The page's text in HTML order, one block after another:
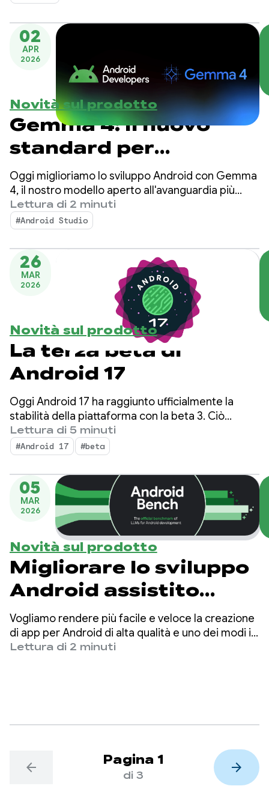
02
APR
2026
Novità sul prodotto
Gemma 4: il nuovo
standard per
l'intelligence degli
agenti locali su
Android
Oggi miglioriamo lo sviluppo Android con Gemma
4, il nostro modello aperto all'avanguardia più
recente progettato con funzionalità di
ragionamento complesso e chiamata di strumenti
autonomi.
Lettura di 2 minuti
#Android Studio
26
MAR
2026
Novità sul prodotto
La terza beta di
Android 17
Oggi Android 17 ha raggiunto ufficialmente la
stabilità della piattaforma con la beta 3. Ciò
significa che la superficie API è bloccata. Puoi
eseguire i test di compatibilità finali e inviare le
app destinate ad Android 17 al Play Store.
Lettura di 5 minuti
#Android 17 #beta
05
MAR
2026
Novità sul prodotto
Migliorare lo sviluppo
Android assistito
dall'AI e migliorare i
LLM con Android
Vogliamo rendere più facile e veloce la creazione
di app per Android di alta qualità e uno dei modi in
cui ti aiutiamo a essere più produttivo è mettere
Lettura di 2 minuti
arrow_back Pagina 1
di 3 arrow_forward